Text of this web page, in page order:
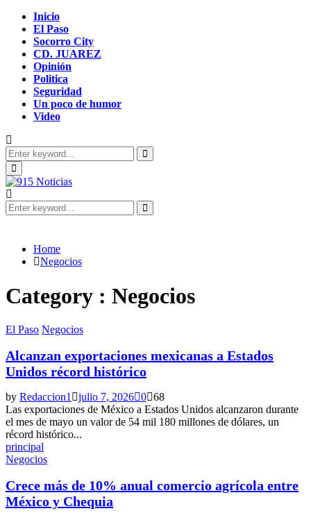
Inicio
El Paso
Socorro City
CD. JUAREZ
Opinión
Politica
Seguridad
Un poco de humor
Video
Search
for:
Search
Primary
Menu
Search
for:
Search
Home
Negocios
Category : Negocios
El Paso Negocios
Alcanzan exportaciones mexicanas a Estados
Unidos récord histórico
by Redaccion1 julio 7, 2026 0 68
Las exportaciones de México a Estados Unidos alcanzaron durante
el mes de mayo un valor de 54 mil 180 millones de dólares, un
récord histórico...
principal
Negocios
Crece más de 10% anual comercio agrícola entre
México y Chequia